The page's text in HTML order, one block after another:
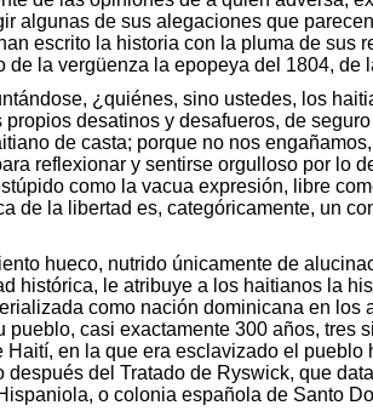
algunas de sus alegaciones que
escrito la historia con la pluma de sus
la vergüenza la epopeya del 1804, de
¿quiénes, sino ustedes, los
desatinos y desafueros, de
de casta; porque no nos
reflexionar y sentirse orgulloso por lo
como la vacua expresión, libre
de la libertad es, categóricamente, un
hueco, nutrido únicamente de
histórica, le atribuye a los haitianos la
como nación dominicana en
casi exactamente 300 años, tres
en la que era esclavizado el
del Tratado de Ryswick, que
o colonia española de Santo